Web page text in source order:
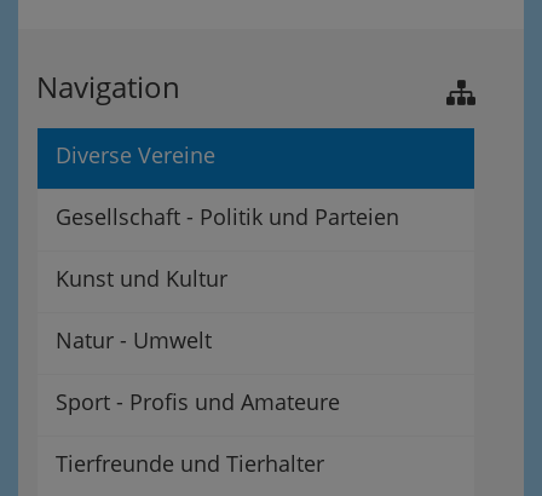
Navigation
Diverse Vereine
Gesellschaft - Politik und Parteien
Kunst und Kultur
Natur - Umwelt
Sport - Profis und Amateure
Tierfreunde und Tierhalter